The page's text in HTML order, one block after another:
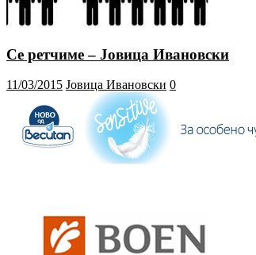
Се ретчиме – Јовица Ивановски
11/03/2015 Јовица Ивановски 0